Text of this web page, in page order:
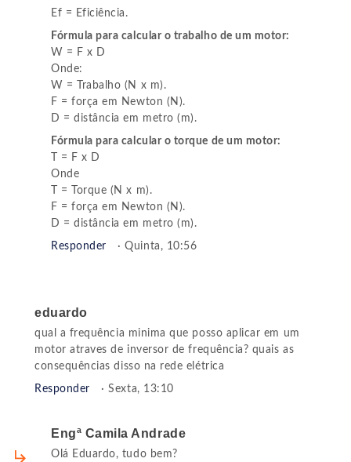
Ef = Eficiência.
Fórmula para calcular o trabalho de um motor:
W = F x D
Onde:
W = Trabalho (N x m).
F = força em Newton (N).
D = distância em metro (m).
Fórmula para calcular o torque de um motor:
T = F x D
Onde
T = Torque (N x m).
F = força em Newton (N).
D = distância em metro (m).
Responder · Quinta, 10:56
eduardo
qual a frequência minima que posso aplicar em um
motor atraves de inversor de frequência? quais as
consequências disso na rede elétrica
Responder · Sexta, 13:10
Engª Camila Andrade
Olá Eduardo, tudo bem?